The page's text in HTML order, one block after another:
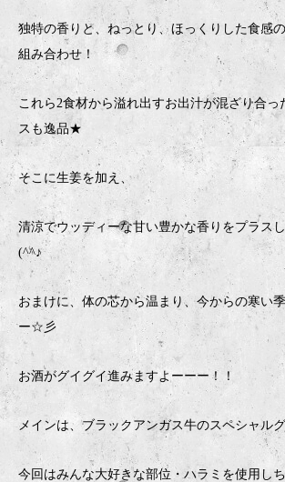
独特の香りと、ねっとり、ほっくりした食感
組み合わせ！
これら2食材から溢れ出すお出汁が混ざり合っ
スも逸品★
そこに生姜を加え、
清涼でウッディーな甘い豊かな香りをプラス
(^^♪
おまけに、体の芯から温まり、今からの寒い
ー☆彡
お酒がグイグイ進みますよーーー！！
メインは、ブラックアンガス牛のスペシャル
今回はみんな大好きな部位・ハラミを使用し